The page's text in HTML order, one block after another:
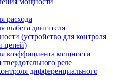
мощности
расхода
выбега двигателя
(устройство для контроля
цепей)
коэффициента мощности
твердотельного реле
дифференциального